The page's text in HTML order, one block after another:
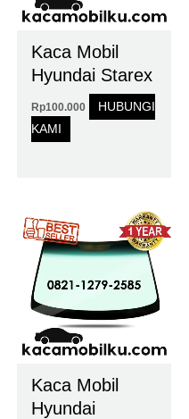
Kaca Mobil
Hyundai Starex
Rp100.000
HUBUNGI
KAMI
Kaca Mobil
Hyundai